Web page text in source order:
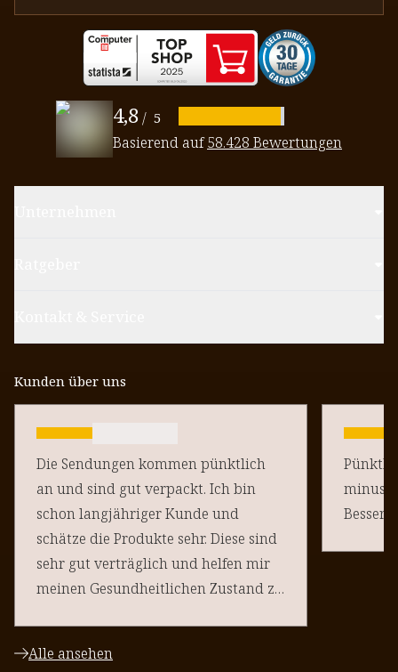
4,8/ 5
Basierend auf58.428 Bewertungen
Kunden über uns
Die Sendungen kommen pünktlich
an und sind gut verpackt. Ich bin
schon langjähriger Kunde und
schätze die Produkte sehr. Diese sind
sehr gut verträglich und helfen mir
meinen Gesundheitlichen Zustand zu
Pünktlich
minus
Alle ansehen